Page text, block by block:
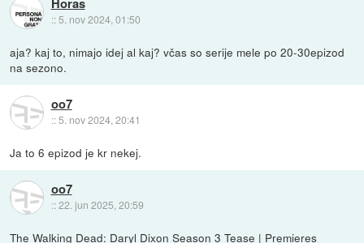
:: 5. nov 2024, 01:50
aja? kaj to, nimajo idej al kaj? včas so serije mele po 20-30epizod
na sezono.
oo7
::5. nov 2024, 20:41
Ja to 6 epizod je kr nekej.
oo7
::22. jun 2025, 20:59
The Walking Dead: Daryl Dixon Season 3 Tease | Premieres